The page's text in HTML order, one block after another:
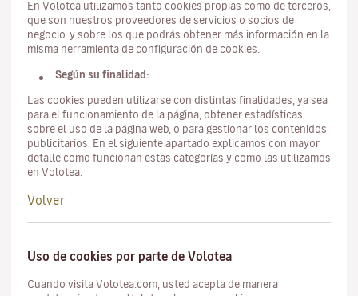
En Volotea utilizamos tanto cookies propias como de terceros,
que son nuestros proveedores de servicios o socios de
negocio, y sobre los que podrás obtener más información en la
misma herramienta de configuración de cookies.
Según su finalidad:
Las cookies pueden utilizarse con distintas finalidades, ya sea
para el funcionamiento de la página, obtener estadísticas
sobre el uso de la página web, o para gestionar los contenidos
publicitarios. En el siguiente apartado explicamos con mayor
detalle como funcionan estas categorías y como las utilizamos
en Volotea.
Volver
Uso de cookies por parte de Volotea
Cuando visita Volotea.com, usted acepta de manera